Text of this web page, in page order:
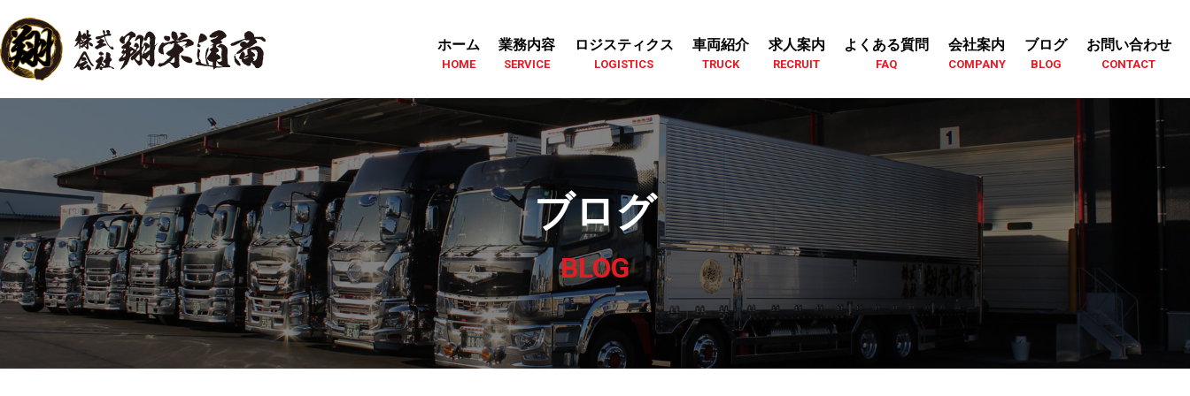
ホーム
HOME
業務内容
SERVICE
ロジスティクス
LOGISTICS
車両紹介
TRUCK
求人案内
RECRUIT
よくある質問
FAQ
会社案内
COMPANY
ブログ
BLOG
お問い合わせ
CONTACT
ブログ
BLOG